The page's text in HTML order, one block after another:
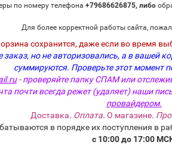
по номеру телефона +79686626875, либо о
Для более корректной работы сайта,
сохранится, даже если во время
но не авторизовались, а в вашей
суммируются. Проверьте этот момент
- проверяйте папку СПАМ или
почти всегда режет (удаляет) наши
провайдером.
Доставка. Оплата. О магазине.
в порядке их поступления в
с 10:00 до 17:00
вереск и тимьян" (BB Wild
and Thyme) - отдушка
BrambleBerry, США
FO-USA-BB-064
США